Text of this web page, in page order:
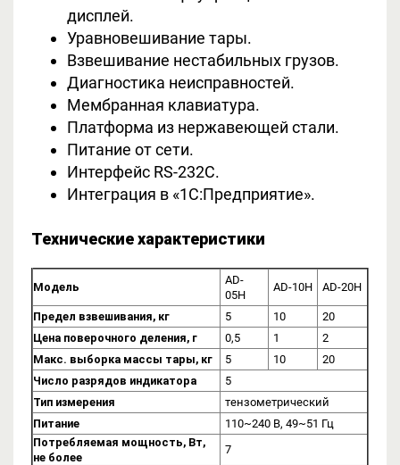
дисплей.
Уравновешивание тары.
Взвешивание нестабильных грузов.
Диагностика неисправностей.
Мембранная клавиатура.
Платформа из нержавеющей стали.
Питание от сети.
Интерфейс RS-232С.
Интеграция в «1С:Предприятие».
Технические характеристики
Модель
AD-
05H
AD-10H AD-20H
Предел взвешивания, кг 5 10
20
Цена поверочного деления, г
0,5 1
2
Макс. выборка массы тары, кг
5 10
20
Число разрядов индикатора
5
Тип измерения
тензометрический
Питание
110~240 В, 49~51 Гц
Потребляемая мощность, Вт,
не более
7